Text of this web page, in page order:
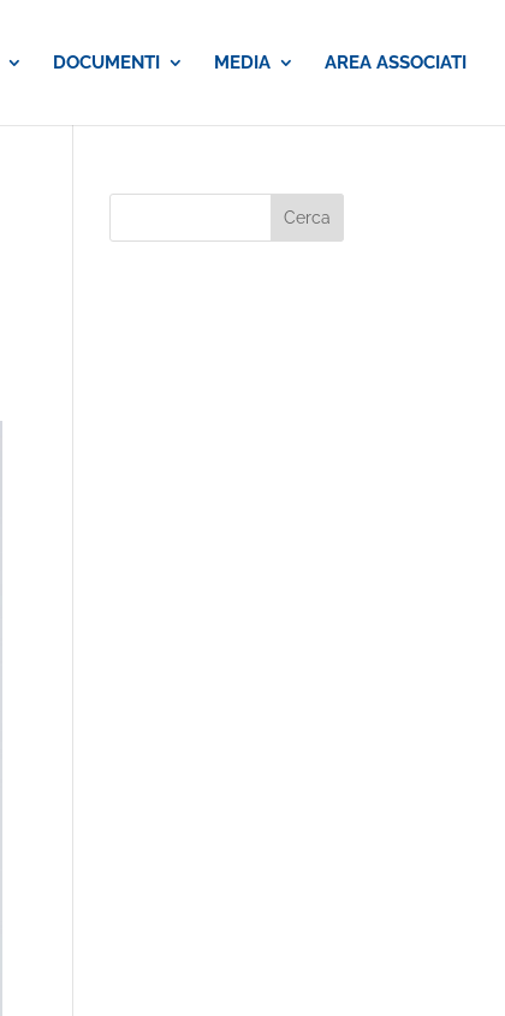
DOCUMENTI MEDIA AREA ASSOCIATI